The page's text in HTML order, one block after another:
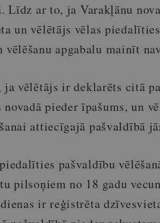
Līdz ar to, ja Varakļānu
un vēlētājs vēlas
vēlēšanu apgabalu mainīt
ja vēlētājs ir deklarēts citā
novadā pieder īpašums, un
attiecīgajā pašvaldībā
pašvaldību
pilsoņiem no 18 gadu
ir reģistrēta